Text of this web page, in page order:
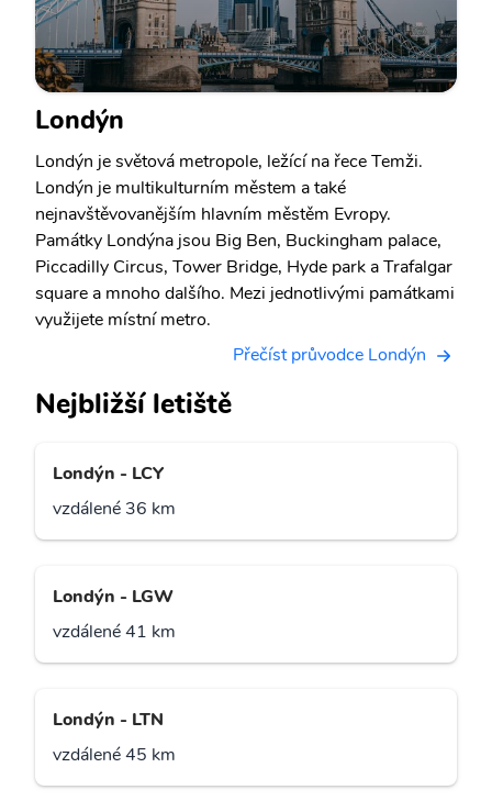
Londýn
Londýn je světová metropole, ležící na řece Temži.
Londýn je multikulturním městem a také
nejnavštěvovanějším hlavním městěm Evropy.
Památky Londýna jsou Big Ben, Buckingham palace,
Piccadilly Circus, Tower Bridge, Hyde park a Trafalgar
square a mnoho dalšího. Mezi jednotlivými památkami
využijete místní metro.
Přečíst průvodce Londýn
Nejbližší letiště
Londýn - LCY
vzdálené 36 km
Londýn - LGW
vzdálené 41 km
Londýn - LTN
vzdálené 45 km